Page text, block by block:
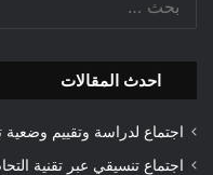
احدث المقالات
اجتماع لدراسة وتقييم وضعية
اجتماع تنسيقي عبر تقنية